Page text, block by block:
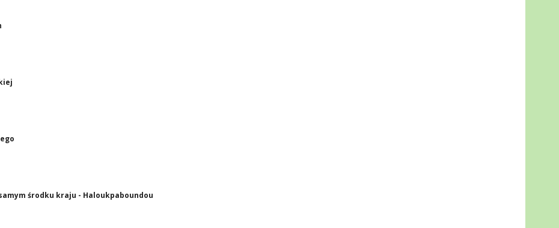
środku kraju - Haloukpaboundou